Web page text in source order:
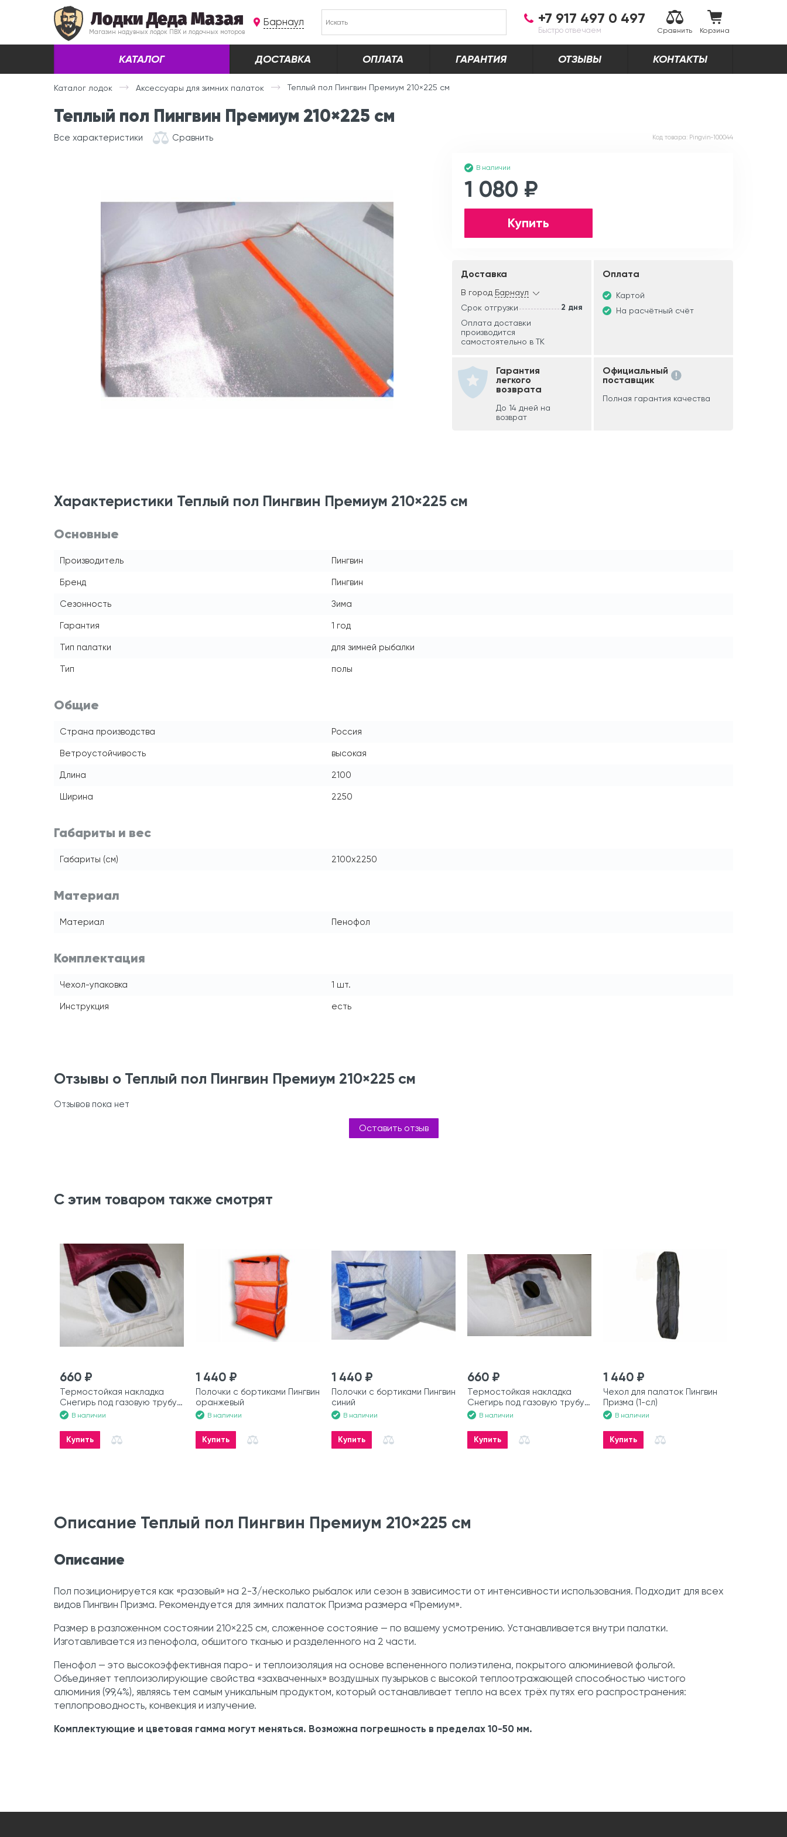
Лодки Деда Мазая
Магазин надувных лодок ПВХ и лодочных моторов
Барнаул +7 917 497 0 497
Быстро отвечаем Сравнить Корзина
КАТАЛОГ ДОСТАВКА ОПЛАТА ГАРАНТИЯ ОТЗЫВЫ КОНТАКТЫ
Каталог лодок Аксессуары для зимних палаток Теплый пол Пингвин Премиум 210×225 см
Теплый пол Пингвин Премиум 210×225 см
Все характеристики Сравнить Код товара: Pingvin-100044
В наличии
1 080 ₽
Купить
Доставка
В город Барнаул
Срок отгрузки
2 дня
Оплата доставки
производится
самостоятельно в ТК
Оплата
Картой
На расчётный счёт
Гарантия
легкого
возврата
До 14 дней на
возврат
Официальный
поставщик
Полная гарантия качества
Характеристики Теплый пол Пингвин Премиум 210×225 см
Основные
Производитель Пингвин
Бренд Пингвин
Сезонность Зима
Гарантия 1 год
Тип палатки для зимней рыбалки
Тип полы
Общие
Страна производства Россия
Ветроустойчивость высокая
Длина 2100
Ширина 2250
Габариты и вес
Габариты (см) 2100х2250
Материал
Материал Пенофол
Комплектация
Чехол-упаковка 1 шт.
Инструкция есть
Отзывы о Теплый пол Пингвин Премиум 210×225 см
Отзывов пока нет
Оставить отзыв
С этим товаром также смотрят
660 ₽
Термостойкая накладка
Снегирь под газовую трубу
100 мм
В наличии
Купить
1 440 ₽
Полочки с бортиками Пингвин
оранжевый
В наличии
Купить
1 440 ₽
Полочки с бортиками Пингвин
синий
В наличии
Купить
660 ₽
Термостойкая накладка
Снегирь под газовую трубу
50 ммВ наличии
Купить
1 440 ₽
Чехол для палаток Пингвин
Призма (1-сл)
В наличии
Купить
Описание Теплый пол Пингвин Премиум 210×225 см
Описание
Пол позиционируется как «разовый» на 2-3/несколько рыбалок или сезон в зависимости от интенсивности использования. Подходит для всех
видов Пингвин Призма. Рекомендуется для зимних палаток Призма размера «Премиум».
Размер в разложенном состоянии 210×225 см, сложенное состояние — по вашему усмотрению. Устанавливается внутри палатки.
Изготавливается из пенофола, обшитого тканью и разделенного на 2 части.
Пенофол — это высокоэффективная паро- и теплоизоляция на основе вспененного полиэтилена, покрытого алюминиевой фольгой.
Объединяет теплоизолирующие свойства «захваченных» воздушных пузырьков с высокой теплоотражающей способностью чистого
алюминия (99,4%), являясь тем самым уникальным продуктом, который останавливает тепло на всех трёх путях его распространения:
теплопроводность, конвекция и излучение.
Комплектующие и цветовая гамма могут меняться. Возможна погрешность в пределах 10-50 мм.